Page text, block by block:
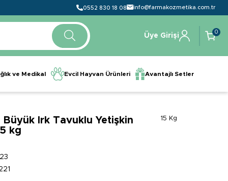
0552 830 18 08 info@farmakozmetika.com.tr
Üye Girişi
0
ve Medikal Evcil Hayvan Ürünleri Avantajlı Setler
15 Kg
Irk Tavuklu Yetişkin
kg